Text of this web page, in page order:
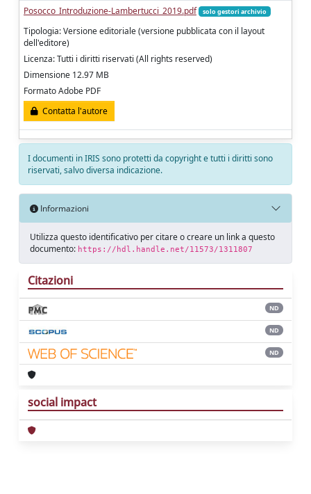
Posocco_Introduzione-Lambertucci_2019.pdf
solo gestori archivio
Tipologia: Versione editoriale (versione pubblicata con il layout
dell'editore)
Licenza: Tutti i diritti riservati (All rights reserved)
Dimensione 12.97 MB
Formato Adobe PDF
Contatta l'autore
I documenti in IRIS sono protetti da copyright e tutti i diritti sono
riservati, salvo diversa indicazione.
Informazioni
Utilizza questo identificativo per citare o creare un link a questo
documento: https://hdl.handle.net/11573/1311807
Citazioni
ND
ND
ND
social impact